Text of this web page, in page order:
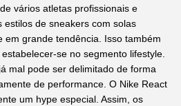
vários atletas profissionais e
estilos de sneakers com solas
em grande tendência. Isso também
se no segmento lifestyle.
mal pode ser delimitado de forma
de performance. O Nike React
um hype especial. Assim, os